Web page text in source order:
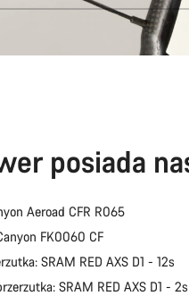
posiada
Aeroad CFR R065
FK0060 CF
SRAM RED AXS D1 - 12s
SRAM RED AXS D1 - 2s